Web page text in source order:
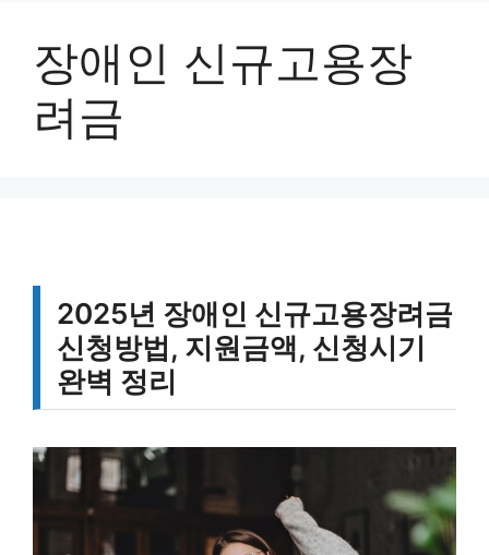
장애인 신규고용장
려금
2025년 장애인 신규고용장려금
신청방법, 지원금액, 신청시기
완벽 정리